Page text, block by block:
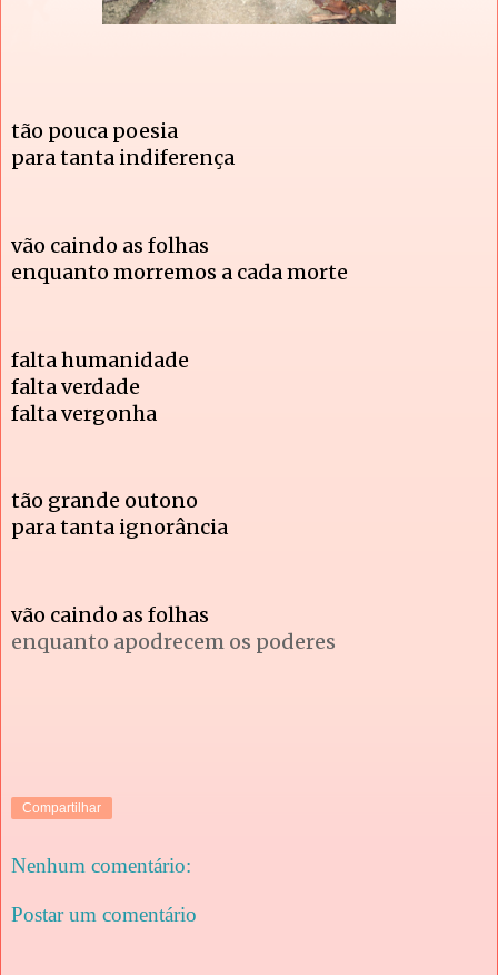
tão pouca poesia
para tanta indiferença
vão caindo as folhas
enquanto morremos a cada morte
falta humanidade
falta verdade
falta vergonha
tão grande outono
para tanta ignorância
vão caindo as folhas
enquanto apodrecem os poderes
Compartilhar
Nenhum comentário:
Postar um comentário